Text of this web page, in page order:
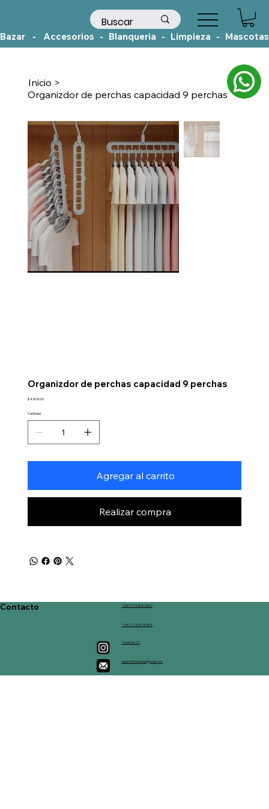
Bazar    -    Accesorios   -   Blanqueria   -   Limpieza   -
Inicio >
Organizdor de perchas capacidad 9 perchas
Organizdor de perchas capacidad 9 perchas
Precio
$ 4.800,00
Cantidad
Agregar al carrito
Realizar compra
+54 9 113268 0662
+54 9 113161 5484
/viveross21
clousmiminantu@gmail.com
Contacto